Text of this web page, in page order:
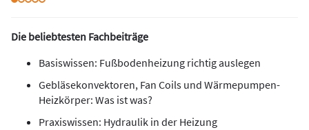
Die beliebtesten Fachbeiträge
Basiswissen: Fußbodenheizung richtig auslegen
Gebläsekonvektoren, Fan Coils und Wärmepumpen-
Heizkörper: Was ist was?
Praxiswissen: Hydraulik in der Heizung